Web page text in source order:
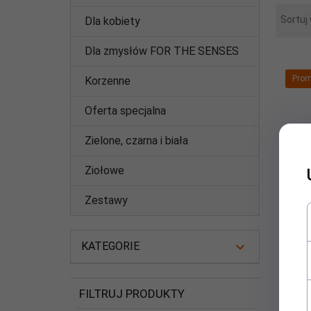
Dla kobiety
Dla zmysłów FOR THE SENSES
Korzenne
Oferta specjalna
Zielone, czarna i biała
Ziołowe
Zestawy
KATEGORIE
FILTRUJ PRODUKTY
Sortuj